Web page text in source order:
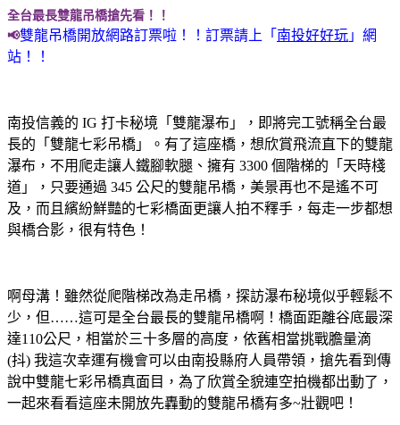
全台最長雙龍吊橋搶先看！！
📢雙龍吊橋開放網路訂票啦！！訂票請上「 南投好好玩 」網
站！！
南投信義的 IG 打卡秘境「雙龍瀑布」，即將完工號稱全台最
長的「雙龍七彩吊橋」。有了這座橋，想欣賞飛流直下的雙龍
瀑布，不用爬走讓人鐵腳軟腿、擁有 3300 個階梯的「天時棧
道」，只要通過 345 公尺的雙龍吊橋，美景再也不是遙不可
及，而且繽紛鮮豔的七彩橋面更讓人拍不釋手，每走一步都想
與橋合影，很有特色！
啊母溝！雖然從爬階梯改為走吊橋，探訪瀑布秘境似乎輕鬆不
少，但……這可是全台最長的雙龍吊橋啊！橋面距離谷底最深
達110公尺，相當於三十多層的高度，依舊相當挑戰膽量滴
(抖) 我這次幸運有機會可以由南投縣府人員帶領，搶先看到傳
說中雙龍七彩吊橋真面目，為了欣賞全貌連空拍機都出動了，
一起來看看這座未開放先轟動的雙龍吊橋有多~壯觀吧！